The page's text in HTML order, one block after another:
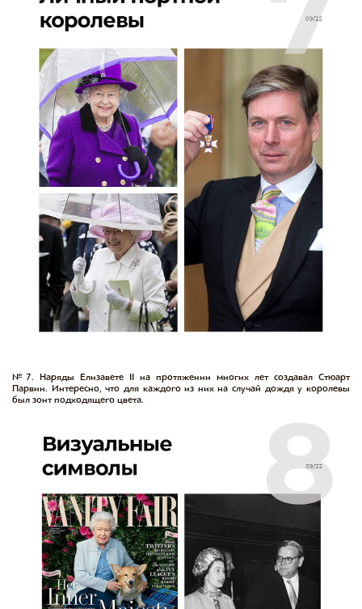
№7. Наряды Елизавете II на протяжении многих лет создавал Стюарт
Парвин. Интересно, что для каждого из них на случай дождя у королевы
был зонт подходящего цвета.